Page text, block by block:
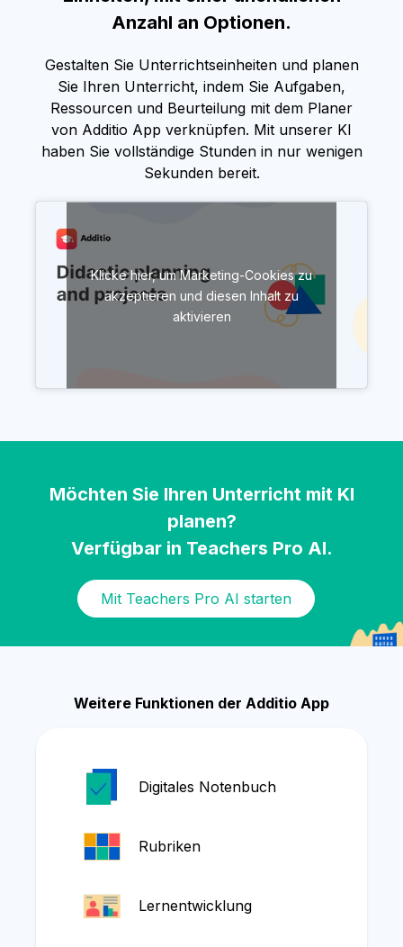
Anzahl an Optionen.
Gestalten Sie Unterrichtseinheiten und planen
Sie Ihren Unterricht, indem Sie Aufgaben,
Ressourcen und Beurteilung mit dem Planer
von Additio App verknüpfen. Mit unserer KI
haben Sie vollständige Stunden in nur wenigen
Sekunden bereit.
Klicke hier, um Marketing-Cookies zu
akzeptieren und diesen Inhalt zu
aktivieren
Möchten Sie Ihren Unterricht mit KI
planen?
Verfügbar in Teachers Pro AI.
Mit Teachers Pro AI starten
Weitere Funktionen der Additio App
Digitales Notenbuch
Rubriken
Lernentwicklung